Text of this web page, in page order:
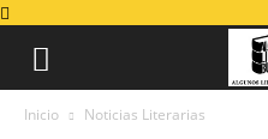
Inicio Noticias Literarias